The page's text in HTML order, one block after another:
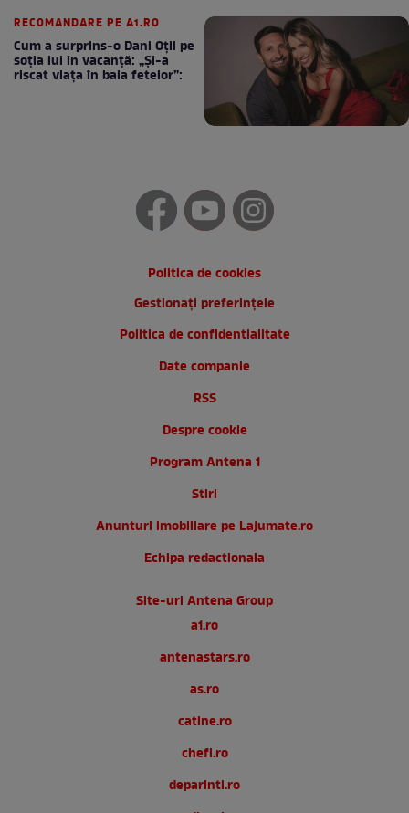
RECOMANDARE PE A1.RO
Cum a surprins-o Dani Oțil pe
soția lui în vacanță: „Și-a
riscat viața în baia fetelor”:
Politica de cookies
Gestionați preferințele
Politica de confidentialitate
Date companie
RSS
Despre cookie
Program Antena 1
Stiri
Anunturi imobiliare pe Lajumate.ro
Echipa redactionala
Site-uri Antena Group
a1.ro
antenastars.ro
as.ro
catine.ro
chefi.ro
deparinti.ro